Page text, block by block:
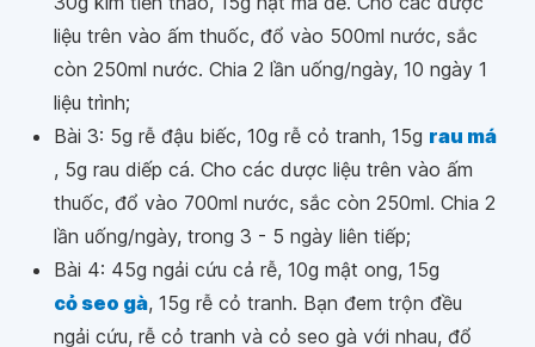
liệu trên vào ấm thuốc, đổ vào 500ml nước, sắc
còn 250ml nước. Chia 2 lần uống/ngày, 10 ngày 1
liệu trình;
Bài 3: 5g rễ đậu biếc, 10g rễ cỏ tranh, 15g rau má
, 5g rau diếp cá. Cho các dược liệu trên vào ấm
thuốc, đổ vào 700ml nước, sắc còn 250ml. Chia 2
lần uống/ngày, trong 3 - 5 ngày liên tiếp;
Bài 4: 45g ngải cứu cả rễ, 10g mật ong, 15g
cỏ seo gà, 15g rễ cỏ tranh. Bạn đem trộn đều
ngải cứu, rễ cỏ tranh và cỏ seo gà với nhau, đổ